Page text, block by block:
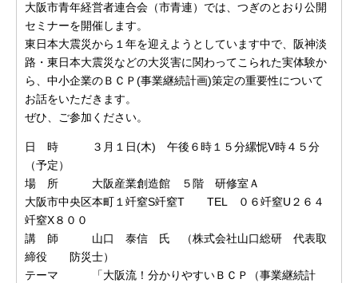
大阪市青年経営者連合会（市青連）では、つぎのとおり公開
セミナーを開催します。
東日本大震災から１年を迎えようとしています中で、阪神淡
路・東日本大震災などの大災害に関わってこられた実体験か
ら、中小企業のＢＣＰ(事業継続計画)策定の重要性について
お話をいただきます。
ぜひ、ご参加ください。
日 時 ３月１日(木) 午後６時１５分縲怩V時４５分
（予定）
場 所 大阪産業創造館 ５階 研修室Ａ
大阪市中央区本町１竏窒S竏窒T TEL ０６竏窒U２６４
竏窒X８００
講 師 山口 泰信 氏 （株式会社山口総研 代表取
締役 防災士）
テーマ 「大阪流！分かりやすいＢＣＰ（事業継続計